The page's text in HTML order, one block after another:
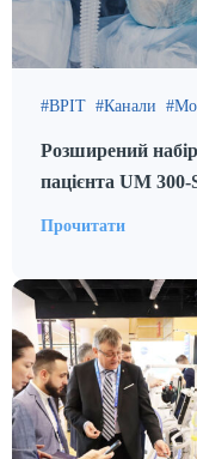
ВРІТ Канали
Розширений набір
пацієнта UM 300-
Прочитати